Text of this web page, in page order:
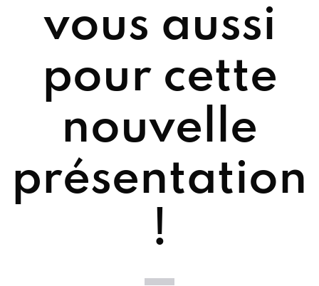
vous aussi
pour cette
nouvelle
présentation
!